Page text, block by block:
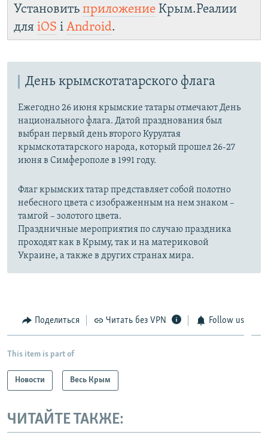
Установить приложение Крым.Реалии
для iOS і Android.
День крымскотатарского флага
Ежегодно 26 июня крымские татары отмечают День
национального флага. Датой празднования был
выбран первый день второго Курултая
крымскотатарского народа, который прошел 26-27
июня в Симферополе в 1991 году.
Флаг крымских татар представляет собой полотно
небесного цвета с изображенным на нем знаком –
тамгой – золотого цвета.
Праздничные мероприятия по случаю праздника
проходят как в Крыму, так и на материковой
Украине, а также в других странах мира.
Поделиться Читать без VPN Follow us
This item is part of
Новости Весь Крым
ЧИТАЙТЕ ТАКЖЕ: